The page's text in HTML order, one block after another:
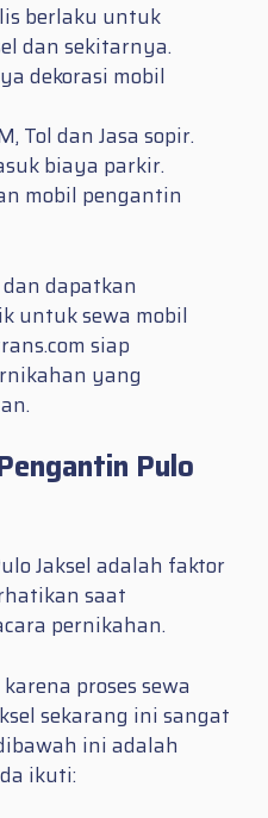
berlaku untuk
dan sekitarnya.
dekorasi mobil
Tol dan Jasa sopir.
biaya parkir.
mobil pengantin
dapatkan
untuk sewa mobil
siap
yang
Pulo
Jaksel adalah faktor
saat
pernikahan.
proses sewa
sekarang ini sangat
ini adalah
ikuti: